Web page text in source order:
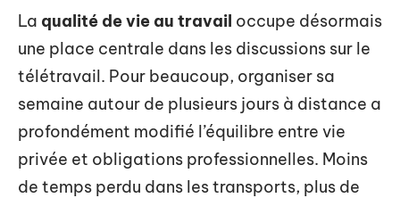
La qualité de vie au travail occupe désormais
une place centrale dans les discussions sur le
télétravail. Pour beaucoup, organiser sa
semaine autour de plusieurs jours à distance a
profondément modifié l’équilibre entre vie
privée et obligations professionnelles. Moins
de temps perdu dans les transports, plus de